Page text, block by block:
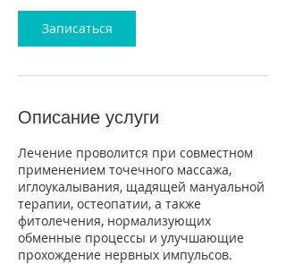
с
а
Записаться
Описание услуги
Лечение проволится при совместном
применением точечного массажа,
иглоукалывания, щадящей мануальной
терапии, остеопатии, а также
фитолечения, нормализующих
обменные процессы и улучшающие
прохождение нервных импульсов.